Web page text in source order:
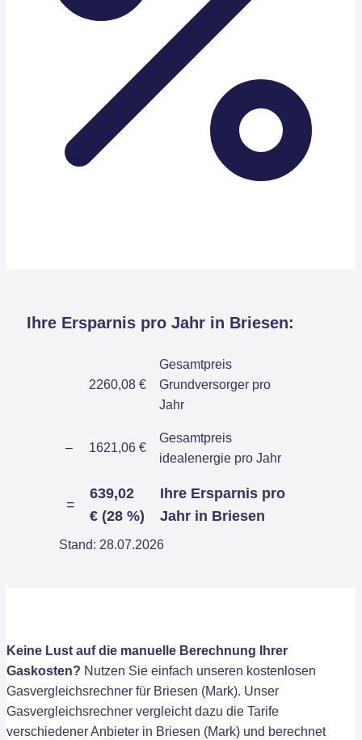
Ihre Ersparnis pro Jahr in Briesen:
2260,08 €
Gesamtpreis
Grundversorger pro
Jahr
– 1621,06 €
Gesamtpreis
idealenergie pro Jahr
=
639,02
€ (28 %)
Ihre Ersparnis pro
Jahr in Briesen
Stand: 28.07.2026
Keine Lust auf die manuelle Berechnung Ihrer
Gaskosten? Nutzen Sie einfach unseren kostenlosen
Gasvergleichsrechner für Briesen (Mark). Unser
Gasvergleichsrechner vergleicht dazu die Tarife
verschiedener Anbieter in Briesen (Mark) und berechnet